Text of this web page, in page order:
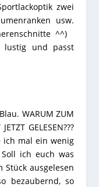
zwei
usw.
^^)
lustig und passt
WARUM ZUM
GELESEN???
ich mal ein wenig
ich euch was
ausgelesen
bezaubernd, so